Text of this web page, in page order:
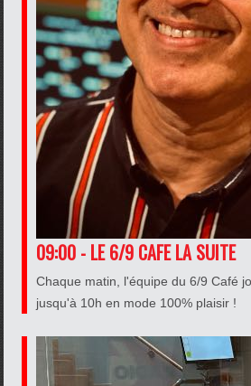
09:00 - LE 6/9 CAFE LA SUITE
Chaque matin, l'équipe du 6/9 Café
jusqu'à 10h en mode 100% plaisir !